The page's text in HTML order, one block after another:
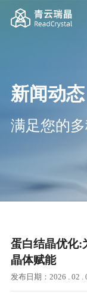
新闻动态
满足您的
蛋白结晶优化:
晶体赋能
发布日期：2026 . 02 .